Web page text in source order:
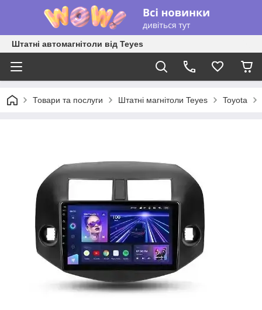
Штатні автомагнітоли від Teyes
Товари та послуги Штатні магнітоли Teyes Toyota